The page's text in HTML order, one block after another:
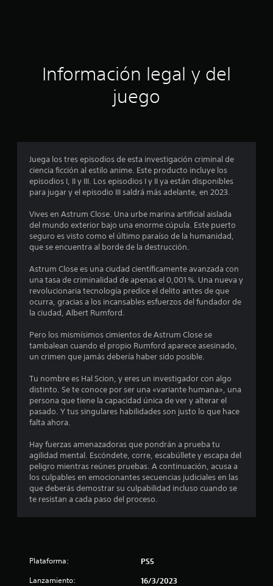
i
o
e
s
t
r
l
l
s
e
n
1
8
c
Información legal y del
juego
Juega los tres episodios de esta investigación criminal de
ciencia ficción al estilo anime. Este producto incluye los
episodios I, II y III. Los episodios I y II ya están disponibles
para jugar y el episodio III saldrá más adelante, en 2023.
Vives en Astrum Close. Una urbe marina artificial aislada
del mundo exterior bajo una enorme cúpula. Este puerto
seguro es visto como el último paraíso de la humanidad,
que se encuentra al borde de la destrucción.
Astrum Close es una ciudad científicamente avanzada con
una tasa de criminalidad de apenas el 0,001 %. Una nueva y
revolucionaria tecnología predice el delito antes de que
ocurra, gracias a los incansables esfuerzos del fundador de
la ciudad, Albert Rumford.
Pero los mismísimos cimientos de Astrum Close se
tambalean cuando el propio Rumford aparece asesinado,
un crimen que jamás debería haber sido posible.
Tu nombre es Hal Scion, y eres un investigador con algo
distinto. Se te conoce por ser una «variante humana», una
persona que tiene la capacidad única de ver y alterar el
pasado. Y tus singulares habilidades son justo lo que hace
falta ahora.
Hay fuerzas amenazadoras que pondrán a prueba tu
agilidad mental. Escóndete, corre, escabúllete y escapa del
peligro mientras reúnes pruebas. A continuación, acusa a
los culpables en emocionantes secuencias judiciales en las
que deberás demostrar su culpabilidad incluso cuando se
te resistan a cada paso del proceso.
Plataforma: PS5
Lanzamiento: 16/3/2023